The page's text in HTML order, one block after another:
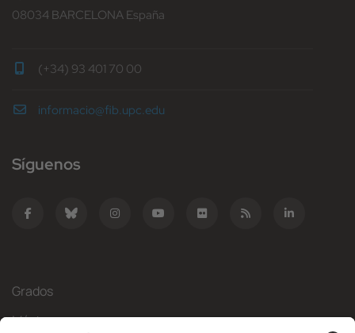
08034 BARCELONA España
(+34) 93 401 70 00
informacio@fib.upc.edu
Síguenos
Grados
Másteres